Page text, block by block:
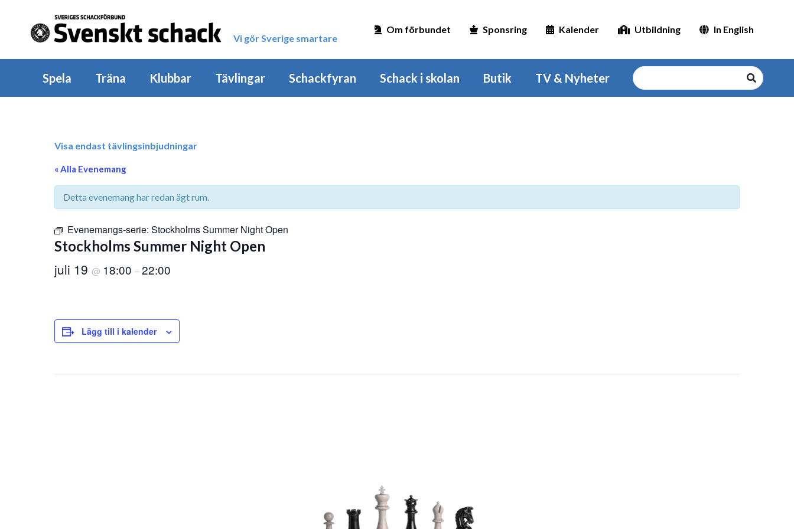
Vi gör Sverige smartare
Om förbundet Sponsring Kalender Utbildning In English
Spela Träna Klubbar Tävlingar Schackfyran Schack i skolan Butik TV & Nyheter
Visa endast tävlingsinbjudningar
« Alla Evenemang
Detta evenemang har redan ägt rum.
Evenemangs-serie: Stockholms Summer Night Open
Stockholms Summer Night Open
juli 19 @ 18:00 –22:00
Lägg till i kalender